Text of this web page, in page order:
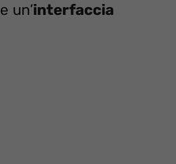
e un’interfaccia